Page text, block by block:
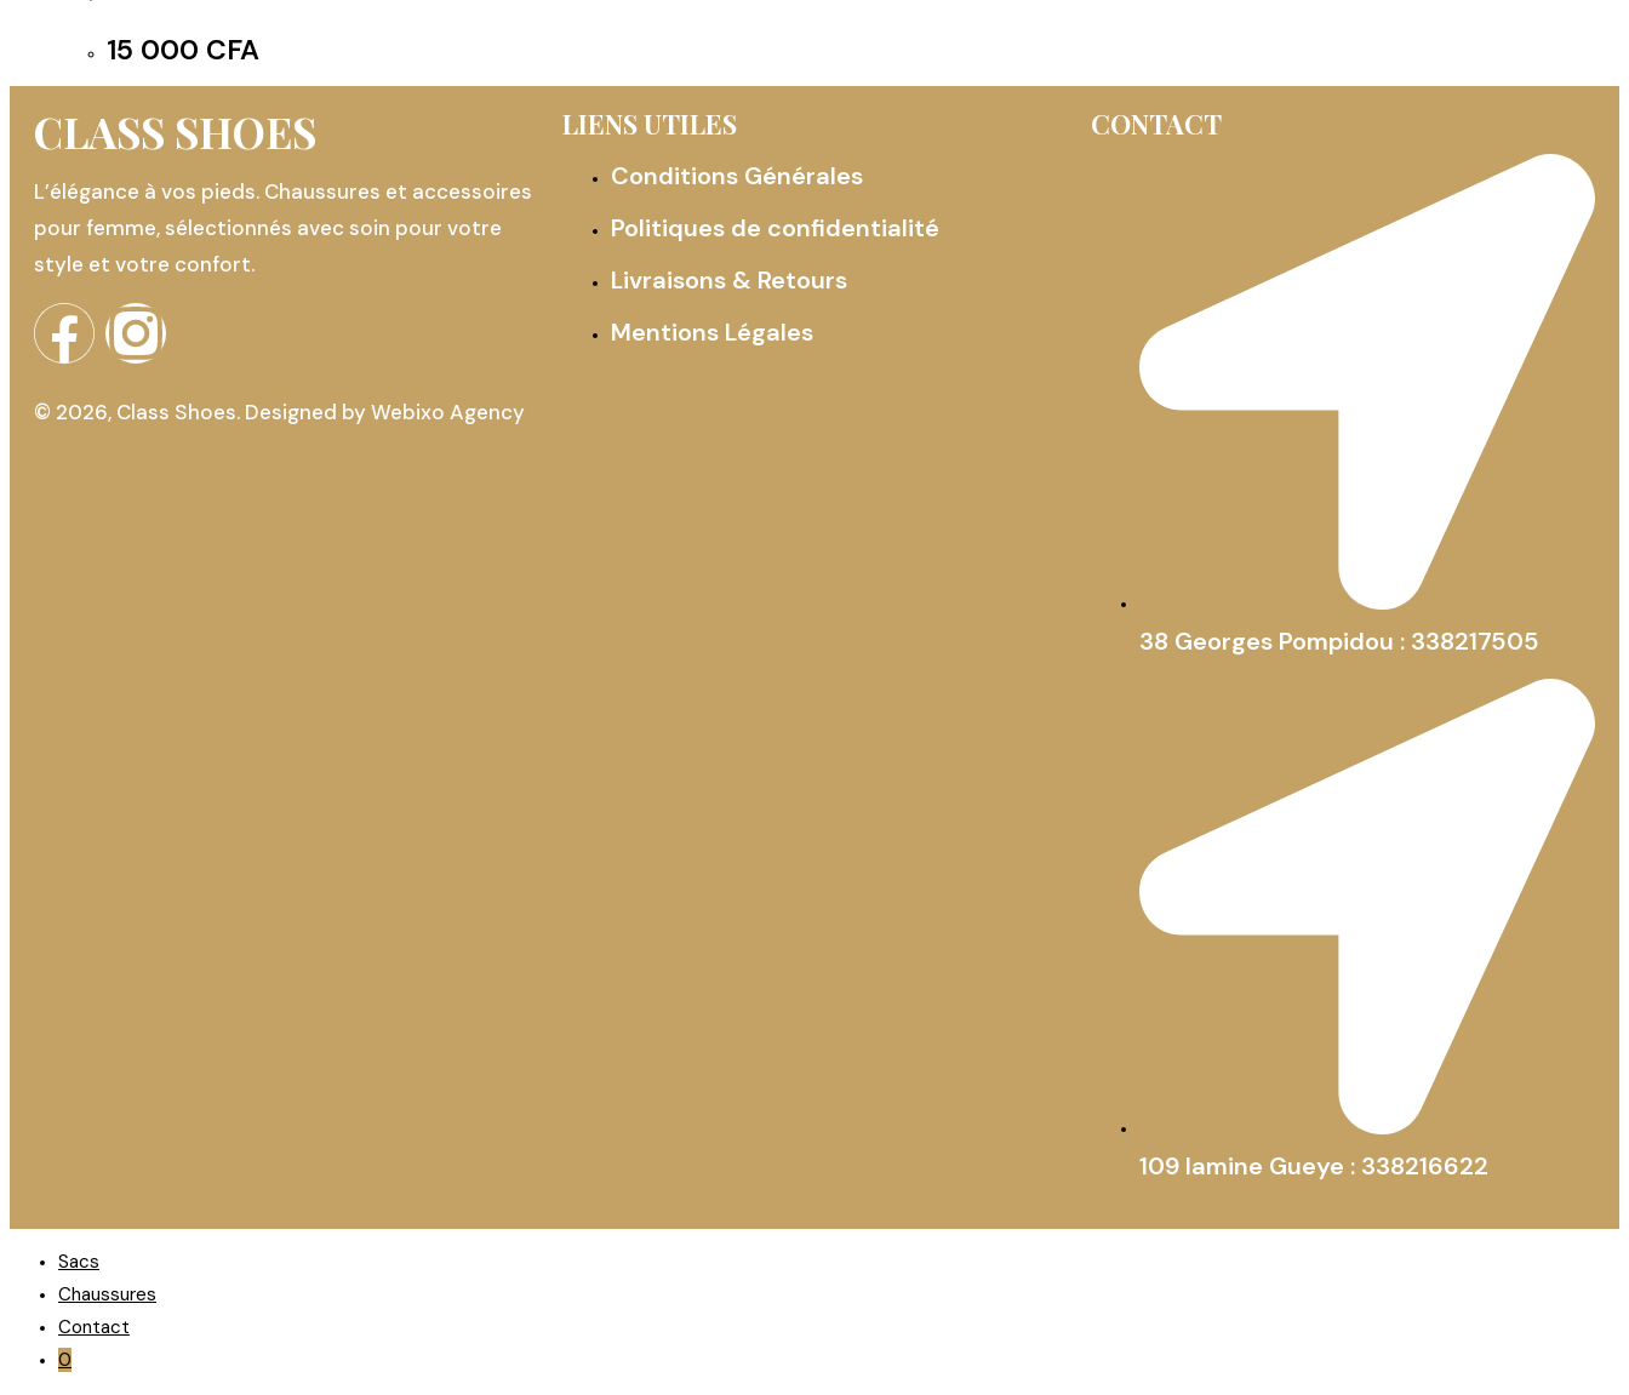
15 000 CFA
CLASS SHOES
L’élégance à vos pieds. Chaussures et accessoires
pour femme, sélectionnés avec soin pour votre
style et votre confort.
© 2026, Class Shoes. Designed by Webixo Agency
LIENS UTILES
Conditions Générales
Politiques de confidentialité
Livraisons & Retours
Mentions Légales
CONTACT
38 Georges Pompidou : 338217505
109 lamine Gueye : 338216622
Sacs
Chaussures
Contact
0